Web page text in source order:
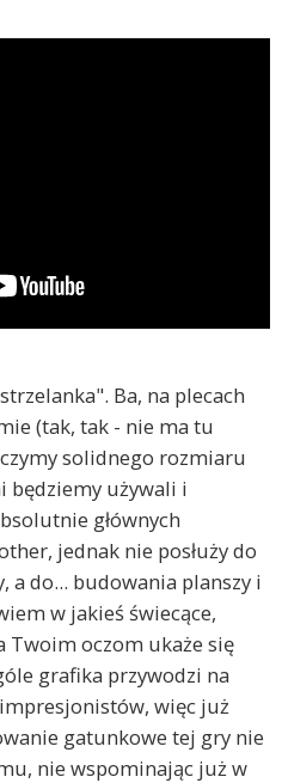
Ba, na plecach
(tak, tak - nie ma tu
solidnego rozmiaru
będziemy używali i
głównych
jednak nie posłuży do
a do... budowania planszy i
w jakieś świecące,
oczom ukaże się
grafika przywodzi na
więc już
gatunkowe tej gry nie
nie wspominając już w